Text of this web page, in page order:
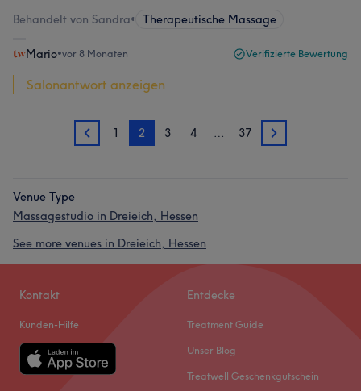
Behandelt von Sandra• Therapeutische Massage
Mario•vor 8 Monaten Verifizierte Bewertung
Salonantwort anzeigen
1 1 2 3 4 … 37 3
Venue Type
Massagestudio in Dreieich, Hessen
See more venues in Dreieich, Hessen
Kontakt
Kunden-Hilfe
Entdecke
Treatment Guide
Unser Blog
Treatwell Geschenkgutschein